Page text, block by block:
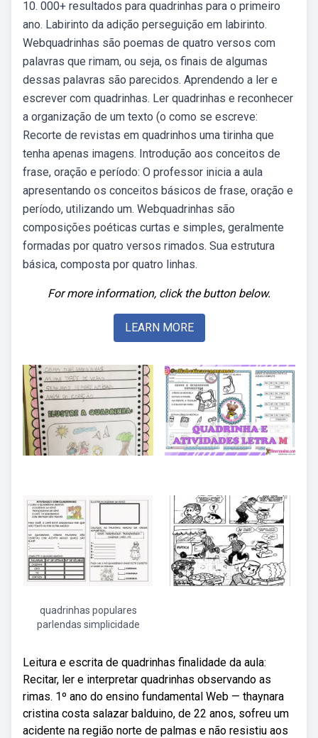
10. 000+ resultados para quadrinhas para o primeiro
ano. Labirinto da adição perseguição em labirinto.
Webquadrinhas são poemas de quatro versos com
palavras que rimam, ou seja, os finais de algumas
dessas palavras são parecidos. Aprendendo a ler e
escrever com quadrinhas. Ler quadrinhas e reconhecer
a organização de um texto (o como se escreve:
Recorte de revistas em quadrinhos uma tirinha que
tenha apenas imagens. Introdução aos conceitos de
frase, oração e período: O professor inicia a aula
apresentando os conceitos básicos de frase, oração e
período, utilizando um. Webquadrinhas são
composições poéticas curtas e simples, geralmente
formadas por quatro versos rimados. Sua estrutura
básica, composta por quatro linhas.
For more information, click the button below.
LEARN MORE
quadrinhas populares
parlendas simplicidade
Leitura e escrita de quadrinhas finalidade da aula:
Recitar, ler e interpretar quadrinhas observando as
rimas. 1º ano do ensino fundamental Web — thaynara
cristina costa salazar balduino, de 22 anos, sofreu um
acidente na região norte de palmas e não resistiu aos